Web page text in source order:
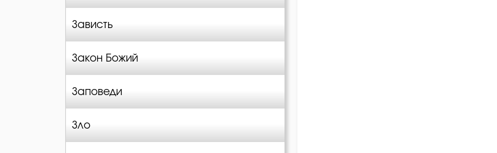
Зависть
Закон Божий
Заповеди
Зло